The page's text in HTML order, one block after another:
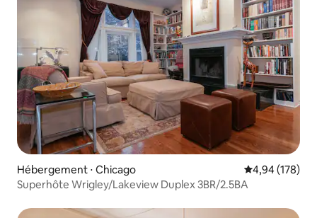
Hébergement ⋅ Chicago Évaluation
4,94 (178)
Superhôte Wrigley/Lakeview Duplex 3BR/2.5BA